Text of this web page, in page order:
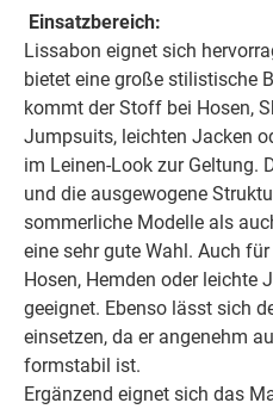
Einsatzbereich:
Lissabon eignet sich
bietet eine große stilistische
kommt der Stoff bei Hosen,
Jumpsuits, leichten Jacken
im Leinen-Look zur Geltung.
und die ausgewogene
sommerliche Modelle als
eine sehr gute Wahl. Auch
Hosen, Hemden oder leichte
geeignet. Ebenso lässt sich
einsetzen, da er angenehm
formstabil ist.
Ergänzend eignet sich das